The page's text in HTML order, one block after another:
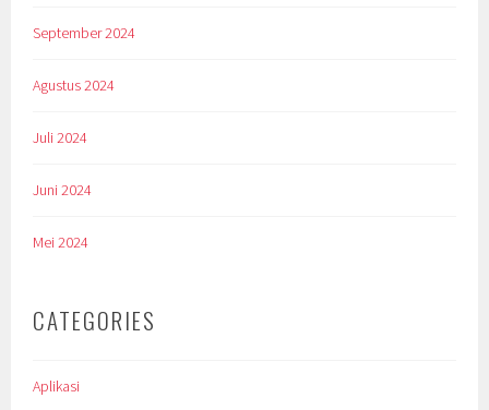
September 2024
Agustus 2024
Juli 2024
Juni 2024
Mei 2024
CATEGORIES
Aplikasi